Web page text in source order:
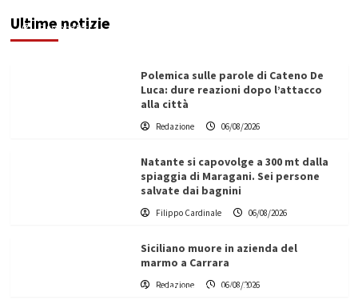
Ultime notizie
Giuseppe Recca
Polemica sulle parole di Cateno De
Luca: dure reazioni dopo l’attacco
alla città
Redazione 06/08/2026
Natante si capovolge a 300 mt dalla
spiaggia di Maragani. Sei persone
salvate dai bagnini
Filippo Cardinale 06/08/2026
Siciliano muore in azienda del
marmo a Carrara
Redazione 06/08/2026
L’ingegnere saccense Buscarnera partner chiave
di un progetto transnazionale per la transizione